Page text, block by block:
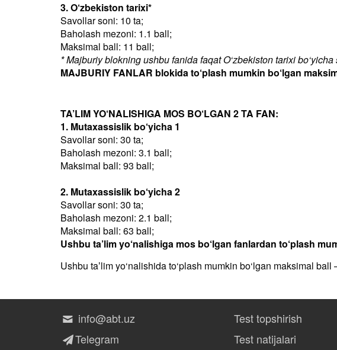
3. O‘zbekiston tarixi*
Savollar soni: 10 ta;
Baholash mezoni: 1.1 ball;
Maksimal ball: 11 ball;
* Majburiy blokning ushbu fanida faqat O‘zbekiston tarixi
MAJBURIY FANLAR blokida to‘plash mumkin bo‘lgan
TA’LIM YO‘NALISHIGA MOS BO‘LGAN 2 TA FAN:
1. Mutaxassislik bo‘yicha 1
Savollar soni: 30 ta;
Baholash mezoni: 3.1 ball;
Maksimal ball: 93 ball;
2. Mutaxassislik bo‘yicha 2
Savollar soni: 30 ta;
Baholash mezoni: 2.1 ball;
Maksimal ball: 63 ball;
Ushbu ta’lim yo‘nalishiga mos bo‘lgan fanlardan to‘plash
Ushbu taʼlim yo‘nalishida to‘plash mumkin bo‘lgan maksimal ball
info@abt.uz
Telegram
Test topshirish
Test natijalari